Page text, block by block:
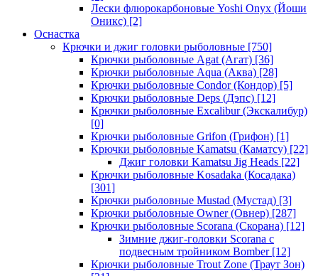
Лески флюрокарбоновые Yoshi Onyx (Йоши
Оникс) [2]
Оснастка
Крючки и джиг головки рыболовные [750]
Крючки рыболовные Agat (Агат) [36]
Крючки рыболовные Aqua (Аква) [28]
Крючки рыболовные Condor (Кондор) [5]
Крючки рыболовные Deps (Дэпс) [12]
Крючки рыболовные Excalibur (Экскалибур)
[0]
Крючки рыболовные Grifon (Грифон) [1]
Крючки рыболовные Kamatsu (Каматсу) [22]
Джиг головки Kamatsu Jig Heads [22]
Крючки рыболовные Kosadaka (Косадака)
[301]
Крючки рыболовные Mustad (Мустад) [3]
Крючки рыболовные Owner (Овнер) [287]
Крючки рыболовные Scorana (Скорана) [12]
Зимние джиг-головки Scorana с
подвесным тройником Bomber[12]
Крючки рыболовные Trout Zone (Траут Зон)